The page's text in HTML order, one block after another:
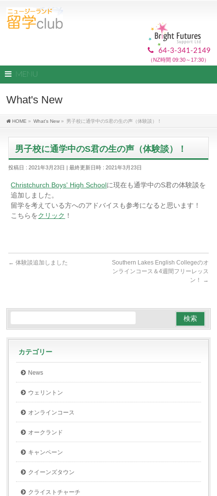
64-3-341-2149
（NZ時間 09:30～17:30）
MENU
What's New
HOME » What's New » 男子校に通学中のS君の生の声（体験談）！
男子校に通学中のS君の生の声（体験談）！
投稿日 : 2021年3月23日 最終更新日時 : 2021年3月23日
Christchurch Boys' High Schoolに現在も通学中のS君の体験談を
追加しました。
留学を考えている方へのアドバイスも参考になると思います！
こちらをクリック ！
← 体験談追加しました
Southern Lakes English Collegeのオ
ンラインコース＆4週間フリーレッス
ン！
→
カテゴリー
News
ウェリントン
オンラインコース
オークランド
キャンペーン
クイーンズタウン
クライストチャーチ